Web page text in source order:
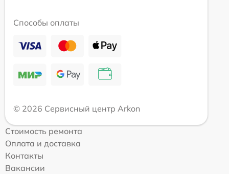
Способы оплаты
© 2026 Сервисный центр Arkon
Стоимость ремонта
Оплата и доставка
Контакты
Вакансии